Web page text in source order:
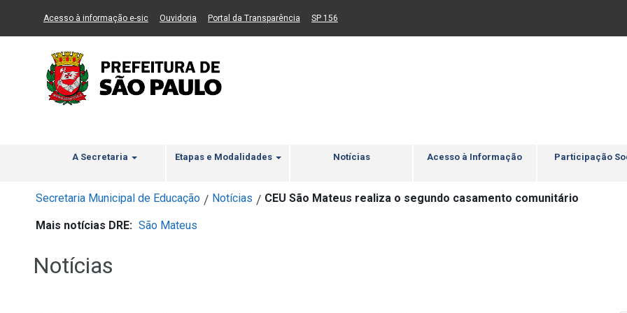
Ir ao Conteúdo Ir para menu principal 2 Ir para busca Ir para rodapé
Acesso à informação e-sic(Link para um novo sítio)
Ouvidoria (Link para um novo sítio)
Portal da Transparência (Link para um novo sítio)
SP 156
A Secretaria Etapas e Modalidades Notícias Acesso à Informação Participação
Secretaria Municipal de Educação / Notícias / CEU São Mateus realiza o segundo casamento comunitário
Mais notícias DRE: São Mateus
Notícias